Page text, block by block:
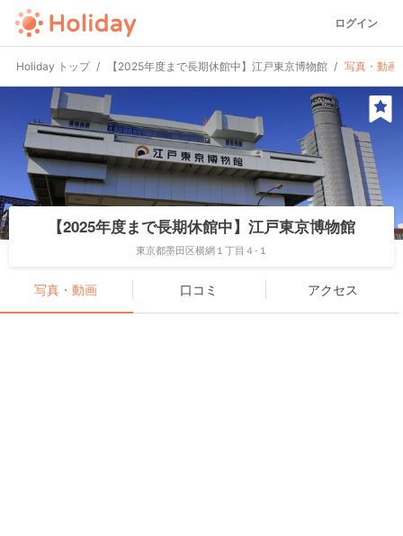
ログイン
Holiday トップ 【2025年度まで長期休館中】江戸東京博物館 写真・動画
【2025年度まで長期休館中】江戸東京博物館
東京都墨田区横網１丁目４-１
写真・動画 口コミ アクセス